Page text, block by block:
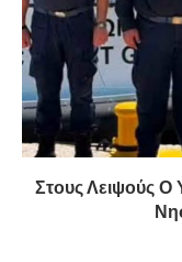
Στους Λειψούς Ο